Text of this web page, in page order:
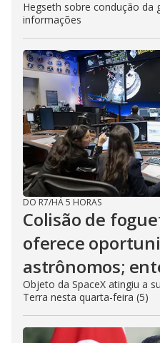
Hegseth sobre condução da
informações
DO R7/HÁ 5 HORAS
Colisão de
oferece
astrônomos;
Objeto da SpaceX atingiu a
Terra nesta quarta-feira (5)